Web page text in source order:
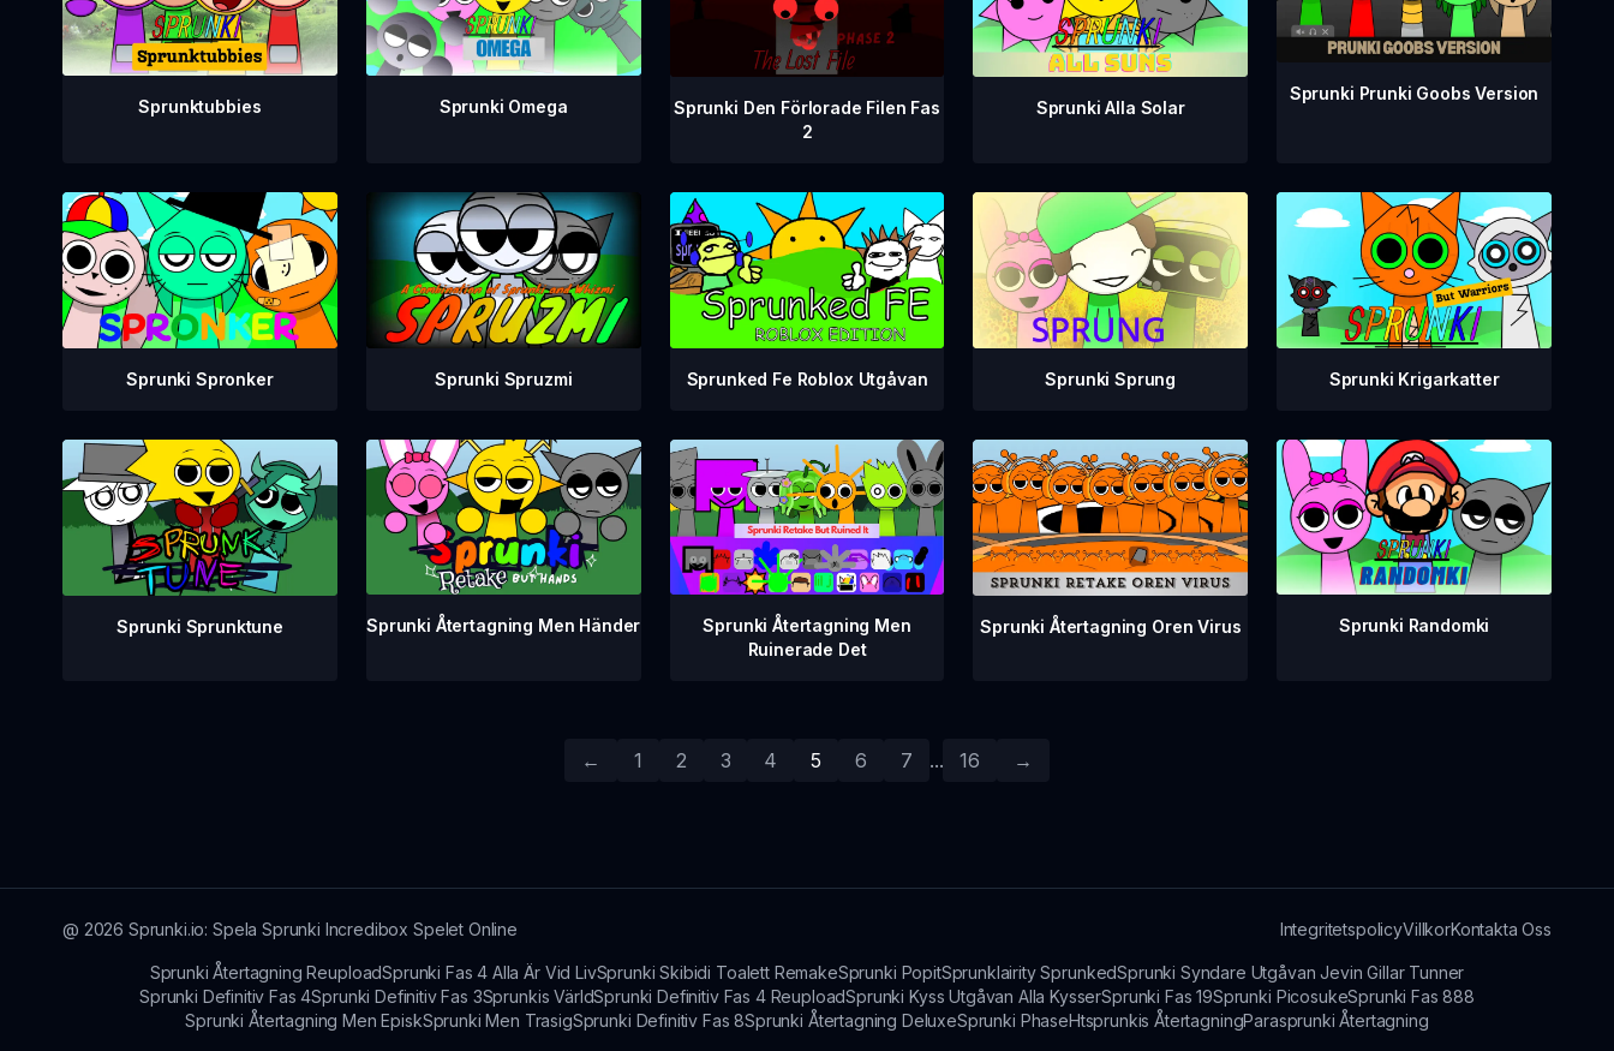
Sprunktubbies Sprunki Omega
Sprunki Den Förlorade Filen Fas
2
Sprunki Alla Solar
Sprunki Prunki Goobs Version
Sprunki Spronker Sprunki Spruzmi Sprunked Fe Roblox Utgåvan Sprunki Sprung Sprunki Krigarkatter
Sprunki Sprunktune Sprunki Återtagning Men Händer
Sprunki Återtagning Men
Ruinerade Det
Sprunki Återtagning Oren Virus Sprunki Randomki
← 1 2 3 4 5 6 7 ... 16 →
@ 2026 Sprunki.io: Spela Sprunki Incredibox Spelet Online IntegritetspolicyVillkorKontakta Oss
Sprunki Återtagning ReuploadSprunki Fas 4 Alla Är Vid LivSprunki Skibidi Toalett RemakeSprunki PopitSprunklairity SprunkedSprunki Syndare Utgåvan Jevin Gillar Tunner
Sprunki Definitiv Fas 4Sprunki Definitiv Fas 3Sprunkis VärldSprunki Definitiv Fas 4 ReuploadSprunki Kyss Utgåvan Alla KysserSprunki Fas 19Sprunki PicosukeSprunki Fas 888
Sprunki Återtagning Men EpiskSprunki Men TrasigSprunki Definitiv Fas 8Sprunki Återtagning DeluxeSprunki PhaseHtsprunkis ÅtertagningParasprunki Återtagning